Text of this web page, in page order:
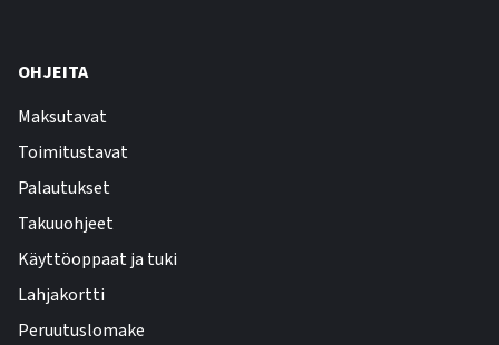
OHJEITA
Maksutavat
Toimitustavat
Palautukset
Takuuohjeet
Käyttöoppaat ja tuki
Lahjakortti
Peruutuslomake